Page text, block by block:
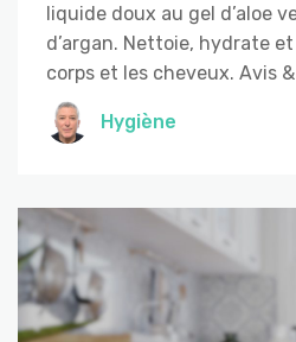
liquide doux au gel d’aloe
d’argan. Nettoie, hydrate
corps et les cheveux. Avis
Hygiène